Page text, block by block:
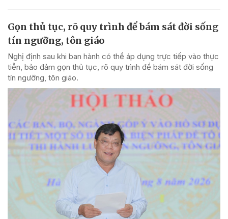
Gọn thủ tục, rõ quy trình để bám sát đời sống
tín ngưỡng, tôn giáo
Nghị định sau khi ban hành có thể áp dụng trực tiếp vào thực
tiễn, bảo đảm gọn thủ tục, rõ quy trình để bám sát đời sống
tín ngưỡng, tôn giáo.